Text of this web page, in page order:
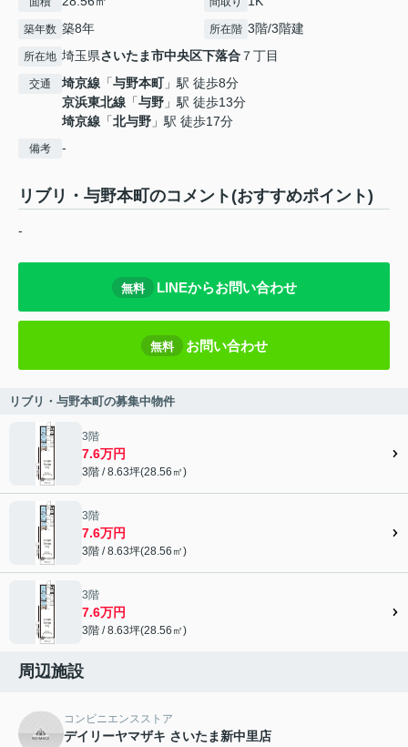
築年数 築8年 所在階 3階/3階建
所在地 埼玉県さいたま市中央区下落合 ７丁目
交通 埼京線 「与野本町」駅 徒歩8分
京浜東北線 「与野 」駅 徒歩13分
埼京線 「北与野 」駅 徒歩17分
備考 -
リブリ・与野本町のコメント(おすすめポイント)
-
無料 LINEからお問い合わせ
無料 お問い合わせ
リブリ・与野本町の募集中物件
3階
7.6万円
3階 / 8.63坪(28.56㎡)
3階
7.6万円
3階 / 8.63坪(28.56㎡)
3階
7.6万円
3階 / 8.63坪(28.56㎡)
周辺施設
コンビニエンスストア
デイリーヤマザキ さいたま新中里店